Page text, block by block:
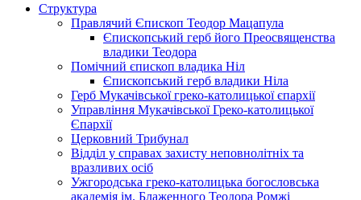
Структура
Правлячий Єпископ Теодор Мацапула
Єпископський герб його Преосвященства
владики Теодора
Помічний єпископ владика Ніл
Єпископський герб владики Ніла
Герб Мукачівської греко-католицької єпархії
Управління Мукачівської Греко-католицької
Єпархії
Церковний Трибунал
Відділ у справах захисту неповнолітніх та
вразливих осіб
Ужгородська греко-католицька богословська
академія ім. Блаженного Теодора Ромжі